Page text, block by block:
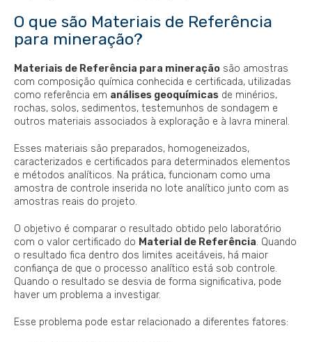
O que são Materiais de Referência
para mineração?
Materiais de Referência para mineração são amostras
com composição química conhecida e certificada, utilizadas
como referência em análises geoquímicas de minérios,
rochas, solos, sedimentos, testemunhos de sondagem e
outros materiais associados à exploração e à lavra mineral.
Esses materiais são preparados, homogeneizados,
caracterizados e certificados para determinados elementos
e métodos analíticos. Na prática, funcionam como uma
amostra de controle inserida no lote analítico junto com as
amostras reais do projeto.
O objetivo é comparar o resultado obtido pelo laboratório
com o valor certificado do Material de Referência. Quando
o resultado fica dentro dos limites aceitáveis, há maior
confiança de que o processo analítico está sob controle.
Quando o resultado se desvia de forma significativa, pode
haver um problema a investigar.
Esse problema pode estar relacionado a diferentes fatores: